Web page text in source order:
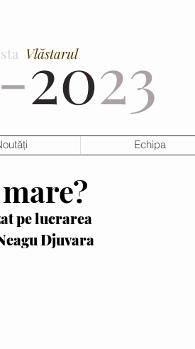
2023
Vlăstarul
Echipa
pe lucrarea
Djuvara